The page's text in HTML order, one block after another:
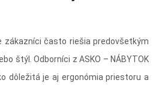
zákazníci často riešia predovšetkým
štýl. Odborníci z ASKO – NÁBYTOK
dôležitá je aj ergonómia priestoru a